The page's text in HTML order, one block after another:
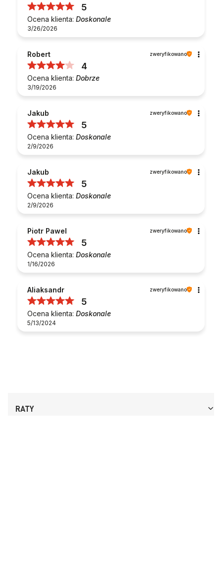
5
Ocena klienta: Doskonale
3/26/2026
Robert zweryfikowano
4
Ocena klienta: Dobrze
3/19/2026
Jakub zweryfikowano
5
Ocena klienta: Doskonale
2/9/2026
Jakub zweryfikowano
5
Ocena klienta: Doskonale
2/9/2026
Piotr Pawel zweryfikowano
5
Ocena klienta: Doskonale
1/16/2026
Aliaksandr zweryfikowano
5
Ocena klienta: Doskonale
5/13/2024
RATY